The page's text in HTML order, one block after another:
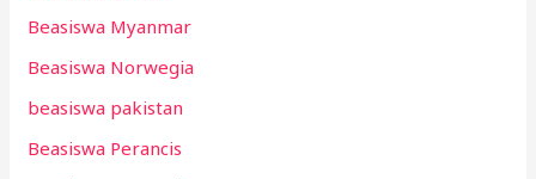
Beasiswa Myanmar
Beasiswa Norwegia
beasiswa pakistan
Beasiswa Perancis